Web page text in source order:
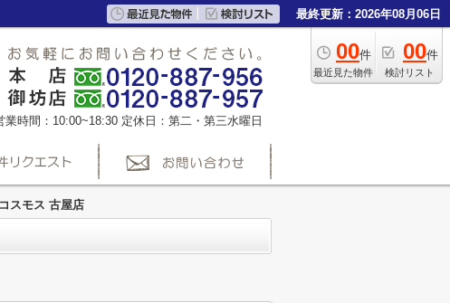
最終更新：2026年08月06日
00件
最近見た物件
00件
検討リスト
業時間：10:00~18:30 定休日：第二・第三水曜日
スモス 古屋店